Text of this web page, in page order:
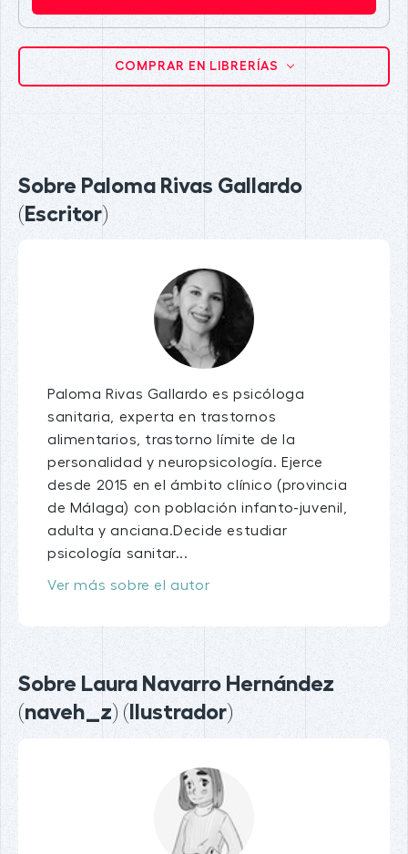
COMPRAR EN LIBRERÍAS
Sobre Paloma Rivas Gallardo
(Escritor)
Paloma Rivas Gallardo es psicóloga
sanitaria, experta en trastornos
alimentarios, trastorno límite de la
personalidad y neuropsicología. Ejerce
desde 2015 en el ámbito clínico (provincia
de Málaga) con población infanto-juvenil,
adulta y anciana.Decide estudiar
psicología sanitar...
Ver más sobre el autor
Sobre Laura Navarro Hernández
(naveh_z) (Ilustrador)